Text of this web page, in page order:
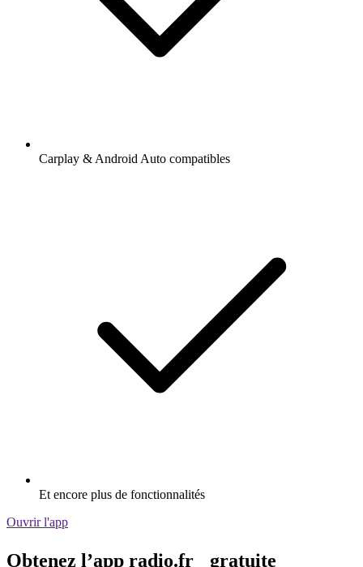
Carplay & Android Auto compatibles
Et encore plus de fonctionnalités
Ouvrir l'app
Obtenez l’app radio.fr gratuite